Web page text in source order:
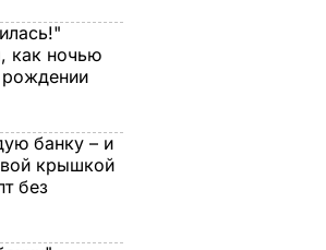
почему
самом деле
к
как ночью
рождении
банку – и
крышкой
без